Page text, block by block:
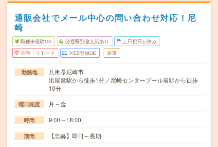
通販会社でメール中心の問い合わせ対応！尼
崎
職種未経験OK 交通費別途支給あり 土日祝日が休み
在宅・リモート WEB登録OK 派遣
勤務地
兵庫県尼崎市
出屋敷駅から徒歩1分／尼崎センタープール前駅から徒歩
10分
曜日頻度 月～金
時間 9:00～18:00
期間 【急募】即日～長期